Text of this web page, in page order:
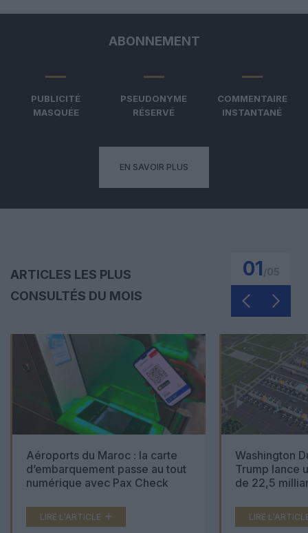
ABONNEMENT
PUBLICITÉ
MASQUÉE
PSEUDONYME
RÉSERVÉ
COMMENTAIRE
INSTANTANÉ
EN SAVOIR PLUS
ARTICLES LES PLUS
CONSULTÉS DU MOIS
01
Aéroports du Maroc : la carte
d’embarquement passe au tout
numérique avec Pax Check
LIRE L'ARTICLE
Washington
Trump lance
de 22,5
LIRE